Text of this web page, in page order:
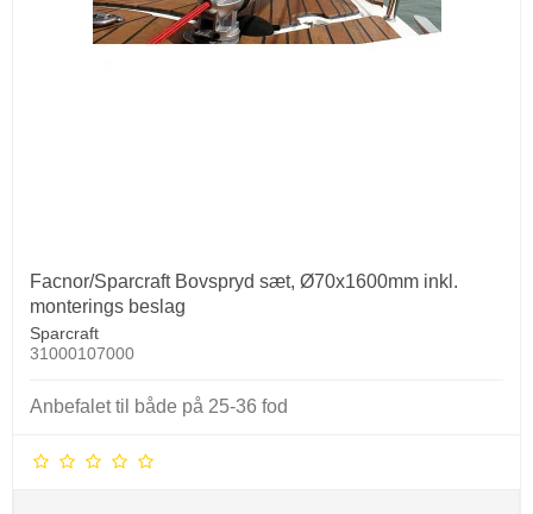
Facnor/Sparcraft Bovspryd sæt, Ø70x1600mm inkl.
monterings beslag
Sparcraft
31000107000
Anbefalet til både på 25-36 fod